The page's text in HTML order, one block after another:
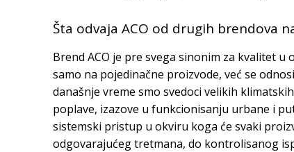
Šta odvaja ACO od drugih brendova
Brend ACO je pre svega sinonim za kvalitet
samo na pojedinačne proizvode, već se
današnje vreme smo svedoci velikih
poplave, izazove u funkcionisanju urbane i
sistemski pristup u okviru koga će svaki
odgovarajućeg tretmana, do kontrolisanog